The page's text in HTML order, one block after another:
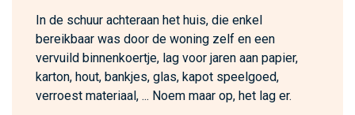
In de schuur achteraan het huis, die enkel
bereikbaar was door de woning zelf en een
vervuild binnenkoertje, lag voor jaren aan papier,
karton, hout, bankjes, glas, kapot speelgoed,
verroest materiaal, ... Noem maar op, het lag er.